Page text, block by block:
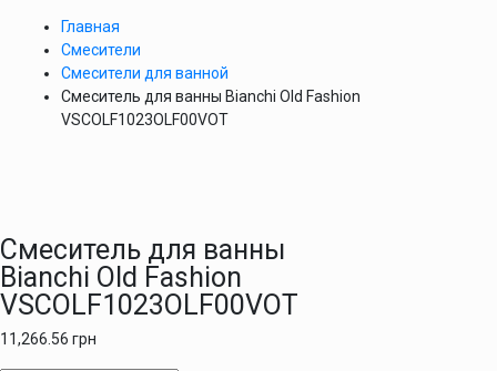
Главная
Смесители
Смесители для ванной
Смеситель для ванны Bianchi Old Fashion
VSCOLF1023OLF00VOT
Смеситель для ванны
Bianchi Old Fashion
VSCOLF1023OLF00VOT
11,266.56 грн